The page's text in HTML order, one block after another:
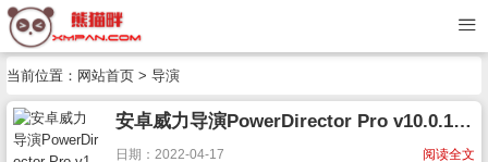
当前位置： 网站首页 > 导演
安卓威力导演PowerDirector Pro v10.0.1视频编辑器60fps(威力导演安卓破解版)
阅读全文
日期：2022-04-17